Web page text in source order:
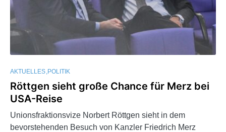
AKTUELLES POLITIK
Röttgen sieht große Chance für Merz bei
USA-Reise
Unionsfraktionsvize Norbert Röttgen sieht in dem
bevorstehenden Besuch von Kanzler Friedrich Merz